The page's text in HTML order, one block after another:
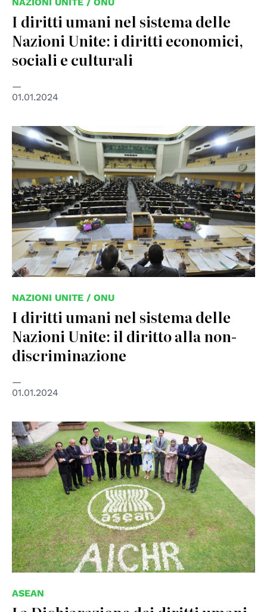
I diritti umani nel sistema delle
Nazioni Unite: i diritti economici,
sociali e culturali
01.01.2024
© UN Photo
NAZIONI UNITE / ONU
I diritti umani nel sistema delle
Nazioni Unite: il diritto alla non-
discriminazione
01.01.2024
© ASEAN
ASEAN